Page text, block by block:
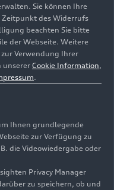
Neckarsulm 150
Neckarsulm und in
die
und erlebten
Sie können Ihre
des Widerrufs
beachten Sie bitte
der Webseite. Weitere
Verwendung Ihrer
unsererCookie Information,
.
Ihnen grundlegende
zur Verfügung zu
die Videowiedergabe oder
Privacy Manager
zu speichern, ob und